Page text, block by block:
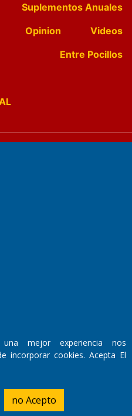
Suplementos Anuales
Opinion
Videos
Entre Pocillos
mejor experiencia nos
incorporar cookies. Acepta El
no Acepto